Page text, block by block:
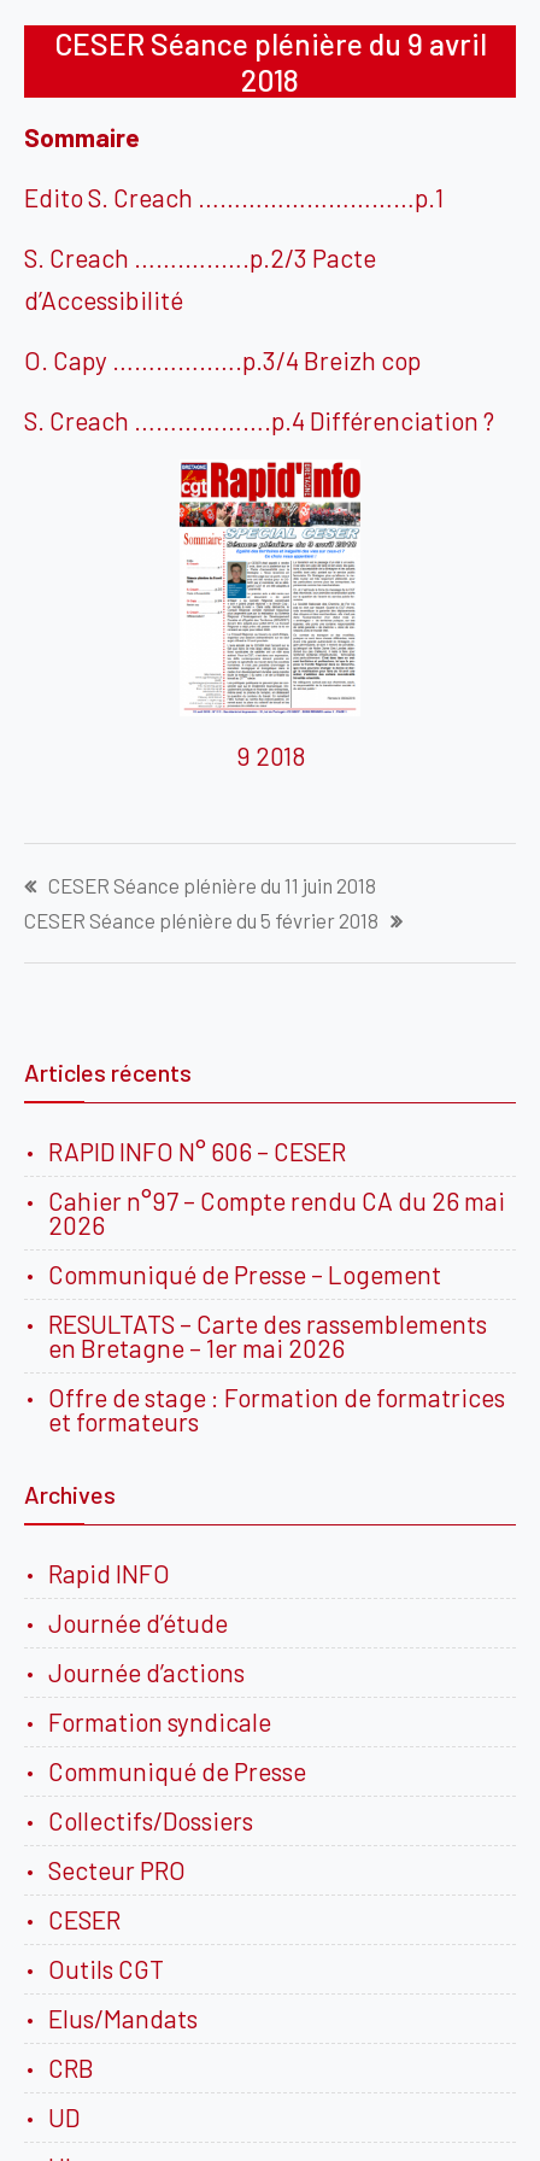
CESER Séance plénière du 9 avril
2018
Sommaire
Edito S. Creach …………………………p.1
S. Creach …….…..….p.2/3 Pacte
d’Accessibilité
O. Capy …………..….p.3/4 Breizh cop
S. Creach ……………….p.4 Différenciation ?
9 2018
CESER Séance plénière du 11 juin 2018
CESER Séance plénière du 5 février 2018
Articles récents
RAPID INFO N° 606 – CESER
Cahier n°97 – Compte rendu CA du 26 mai
2026
Communiqué de Presse – Logement
RESULTATS – Carte des rassemblements
en Bretagne – 1er mai 2026
Offre de stage : Formation de formatrices
et formateurs
Archives
Rapid INFO
Journée d’étude
Journée d’actions
Formation syndicale
Communiqué de Presse
Collectifs/Dossiers
Secteur PRO
CESER
Outils CGT
Elus/Mandats
CRB
UD